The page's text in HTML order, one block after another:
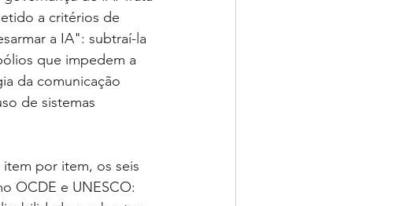
a critérios de
a IA": subtraí-la
que impedem a
da comunicação
de sistemas
por item, os seis
OCDE e UNESCO: